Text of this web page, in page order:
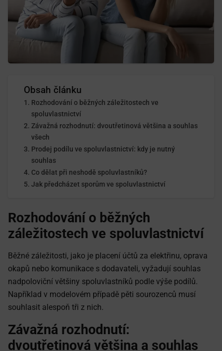
Obsah článku
Rozhodování o běžných záležitostech ve
spoluvlastnictví
Závažná rozhodnutí: dvoutřetinová většina a souhlas
všech
Prodej podílu ve spoluvlastnictví: kdy je nutný
souhlas
Co dělat při neshodě spoluvlastníků?
Jak předcházet sporům ve spoluvlastnictví
Rozhodování o běžných
záležitostech ve spoluvlastnictví
Běžné záležitosti, jako je placení účtů za elektřinu, oprava
okapů nebo komunikace s dodavateli, vyžadují souhlas
nadpoloviční většiny spoluvlastníků podle výše podílů.
Například v modelovém případě pěti sourozenců musí
souhlasit alespoň tři z nich.
Závažná rozhodnutí:
dvoutřetinová většina a souhlas